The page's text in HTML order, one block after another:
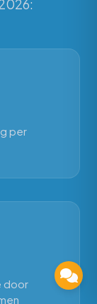
per
door